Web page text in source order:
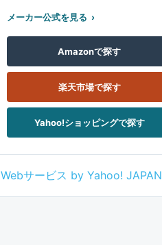
メーカー公式を見る
Amazonで探す
楽天市場で探す
Yahoo!ショッピングで探す
Webサービス by Yahoo! JAPAN